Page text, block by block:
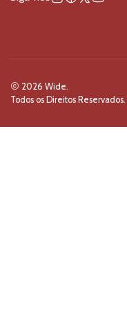
2026 Wide.
Todos os Direitos Reservados.